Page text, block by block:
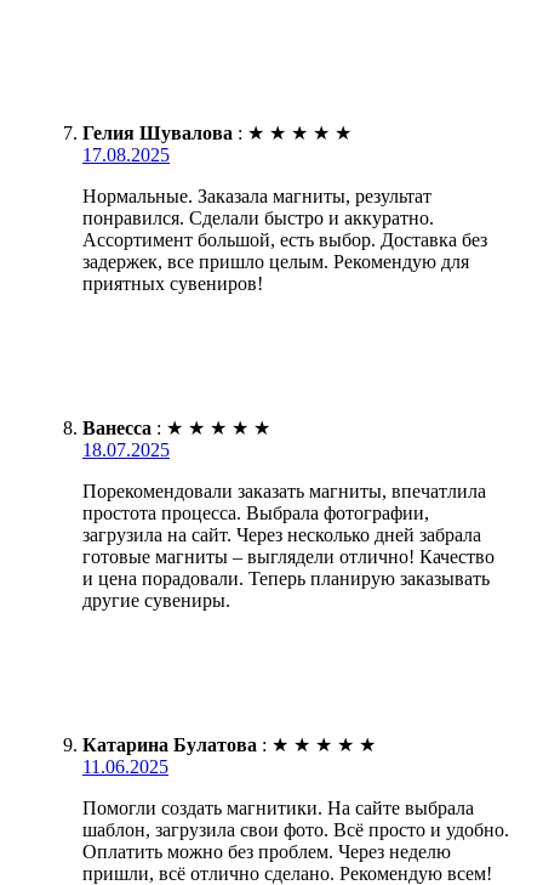
Гелия Шувалова : ★ ★ ★ ★ ★
17.08.2025
Нормальные. Заказала магниты, результат
понравился. Сделали быстро и аккуратно.
Ассортимент большой, есть выбор. Доставка без
задержек, все пришло целым. Рекомендую для
приятных сувениров!
Ванесса : ★ ★ ★ ★ ★
18.07.2025
Порекомендовали заказать магниты, впечатлила
простота процесса. Выбрала фотографии,
загрузила на сайт. Через несколько дней забрала
готовые магниты – выглядели отлично! Качество
и цена порадовали. Теперь планирую заказывать
другие сувениры.
Катарина Булатова : ★ ★ ★ ★ ★
11.06.2025
Помогли создать магнитики. На сайте выбрала
шаблон, загрузила свои фото. Всё просто и удобно.
Оплатить можно без проблем. Через неделю
пришли, всё отлично сделано. Рекомендую всем!